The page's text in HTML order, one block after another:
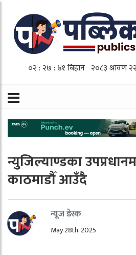
न्युजिल्याण्डका
काठमाडौँ आउँदै
न्यूज डेस्क
May 28th, 2025